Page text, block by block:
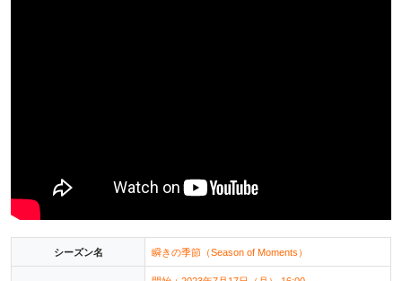
シーズン名 瞬きの季節（Season of Moments）